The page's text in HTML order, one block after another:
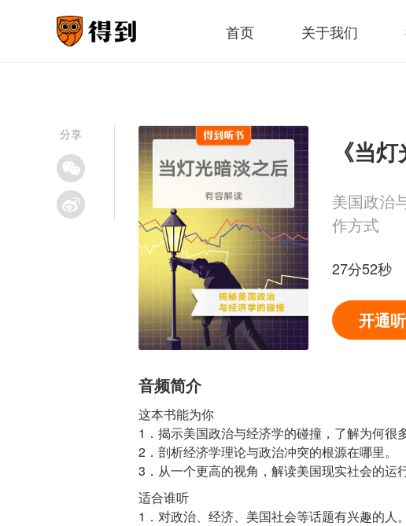
首页 关于我们
分享
《当
美国政治
作方式
27分52秒
开通
音频简介
这本书能为你
1．揭示美国政治与经济学的碰撞，了解为何很
2．剖析经济学理论与政治冲突的根源在哪里。
适合谁听
1．对政治、经济、美国社会等话题有兴趣的人。